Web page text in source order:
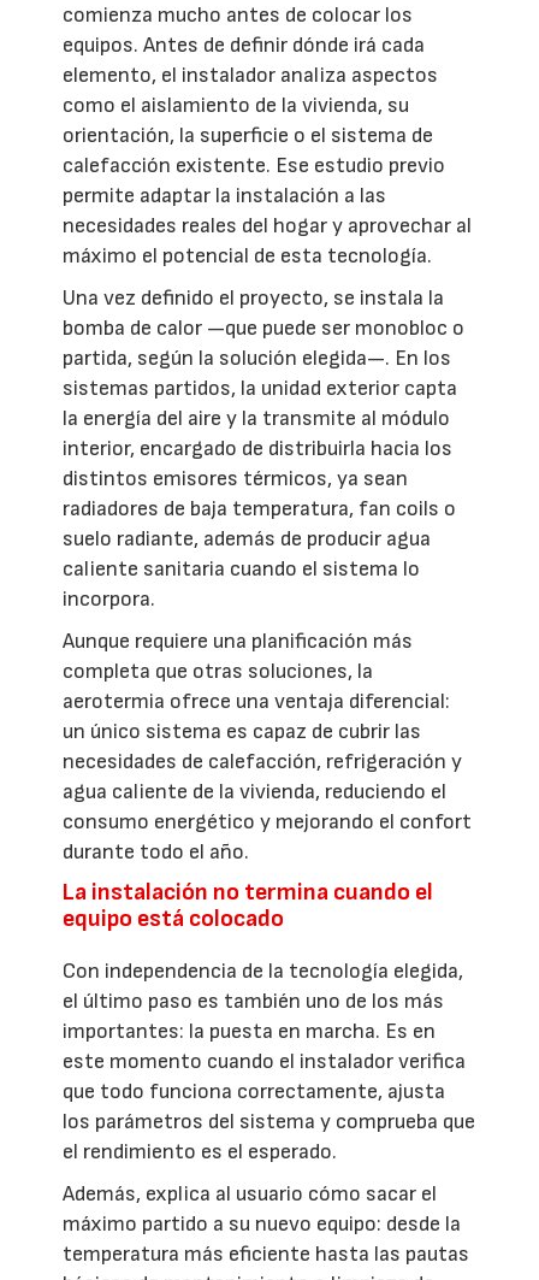
comienza mucho antes de colocar los
equipos. Antes de definir dónde irá cada
elemento, el instalador analiza aspectos
como el aislamiento de la vivienda, su
orientación, la superficie o el sistema de
calefacción existente. Ese estudio previo
permite adaptar la instalación a las
necesidades reales del hogar y aprovechar al
máximo el potencial de esta tecnología.
Una vez definido el proyecto, se instala la
bomba de calor —que puede ser monobloc o
partida, según la solución elegida—. En los
sistemas partidos, la unidad exterior capta
la energía del aire y la transmite al módulo
interior, encargado de distribuirla hacia los
distintos emisores térmicos, ya sean
radiadores de baja temperatura, fan coils o
suelo radiante, además de producir agua
caliente sanitaria cuando el sistema lo
incorpora.
Aunque requiere una planificación más
completa que otras soluciones, la
aerotermia ofrece una ventaja diferencial:
un único sistema es capaz de cubrir las
necesidades de calefacción, refrigeración y
agua caliente de la vivienda, reduciendo el
consumo energético y mejorando el confort
durante todo el año.
La instalación no termina cuando el
equipo está colocado
Con independencia de la tecnología elegida,
el último paso es también uno de los más
importantes: la puesta en marcha. Es en
este momento cuando el instalador verifica
que todo funciona correctamente, ajusta
los parámetros del sistema y comprueba que
el rendimiento es el esperado.
Además, explica al usuario cómo sacar el
máximo partido a su nuevo equipo: desde la
temperatura más eficiente hasta las pautas